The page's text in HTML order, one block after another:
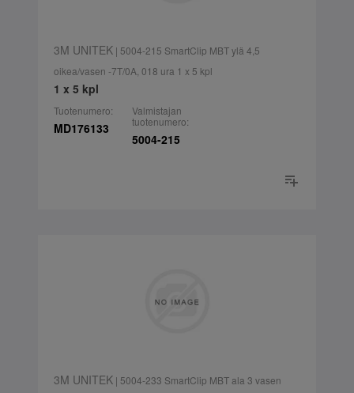
3M UNITEK| 5004-215 SmartClip MBT ylä 4,5
oikea/vasen -7T/0A, 018 ura 1 x 5 kpl
1 x 5 kpl
Tuotenumero:
MD176133
Valmistajan
tuotenumero:
5004-215
3M UNITEK| 5004-233 SmartClip MBT ala 3 vasen